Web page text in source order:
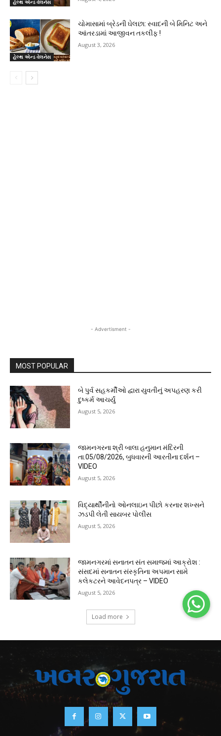
હેલ્થ એન્ડ વેલનેસ
હેલ્થ એન્ડ વેલનેસ
ચોમાસામાં બ્રેડની ઘેલછા: સ્વાદની બે મિનિટ અને
આંતરડામાં આજીવન તકલીફ !
August 3, 2026
- Advertisment -
MOST POPULAR
બે પુર્વ સહકર્મીઓ દ્વારા યુવતીનું અપહરણ કરી
દુષ્કર્મ આચર્યું
August 5, 2026
જામનગરના શ્રી બાલા હનુમાન મંદિરની
તા.05/08/2026, બુધવારની આરતીના દર્શન –
VIDEO
August 5, 2026
વિદ્યાર્થીનીનો ઓનલાઇન પીછો કરનાર શખ્સને
ઝડપી લેતી સાયબર પોલીસ
August 5, 2026
જામનગરમાં સનાતન સંત સમાજમાં આક્રોશ :
સંસદમાં સનાતન સંસ્કૃતિના અપમાન સામે
કલેકટરને આવેદનપત્ર – VIDEO
August 5, 2026
Load more